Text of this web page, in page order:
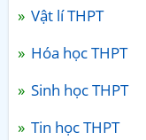
Vật lí THPT
Hóa học THPT
Sinh học THPT
Tin học THPT